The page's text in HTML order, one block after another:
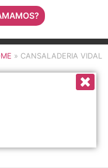
» CANSALADERIA VIDAL